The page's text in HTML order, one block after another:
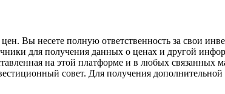
Вы несете полную ответственность за свои
для получения данных о ценах и другой
на этой платформе и в любых связанных
совет. Для получения